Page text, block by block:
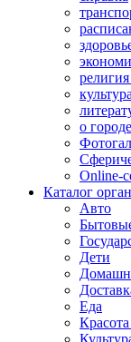
о городе
Online-
Каталог
Авто
Дети
Еда